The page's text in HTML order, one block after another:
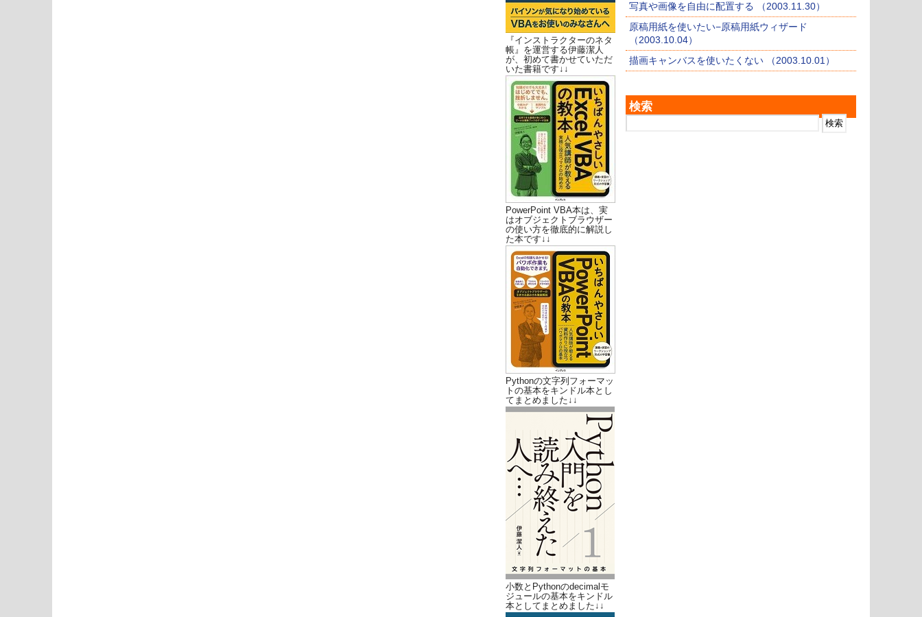
『インストラクターのネタ
帳』を運営する伊藤潔人
が、初めて書かせていただ
いた書籍です↓↓
PowerPoint VBA本は、実
はオブジェクトブラウザー
の使い方を徹底的に解説し
た本です↓↓
Pythonの文字列フォーマッ
トの基本をキンドル本とし
てまとめました↓↓
小数とPythonのdecimalモ
ジュールの基本をキンドル
本としてまとめました↓↓
写真や画像を自由に配置する （2003.11.30）
原稿用紙を使いたい−原稿用紙ウィザード
（2003.10.04）
描画キャンバスを使いたくない （2003.10.01）
検索